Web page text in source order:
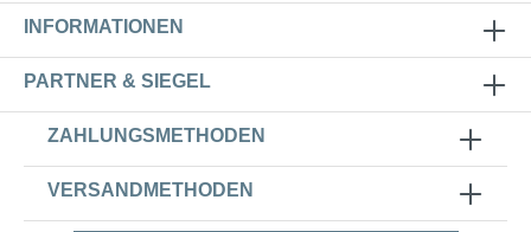
INFORMATIONEN
PARTNER & SIEGEL
ZAHLUNGSMETHODEN
VERSANDMETHODEN